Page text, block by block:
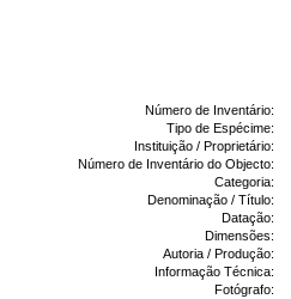
Número de Inventário:
Tipo de Espécime:
Instituição / Proprietário:
Número de Inventário do Objecto:
Categoria:
Denominação / Título:
Datação:
Dimensões:
Autoria / Produção:
Informação Técnica:
Fotógrafo: